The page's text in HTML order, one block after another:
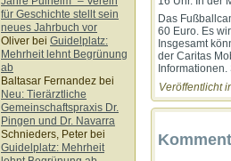
für Geschichte stellt sein
neues Jahrbuch vor
Oliver bei Guidelplatz:
Mehrheit lehnt Begrünung
ab
Baltasar Fernandez bei
Neu: Tierärztliche
Gemeinschaftspraxis Dr.
Pingen und Dr. Navarra
Schnieders, Peter bei
Guidelplatz: Mehrheit
Das
60 Euro. Es
Insgesamt
der Caritas
Veröffentlicht